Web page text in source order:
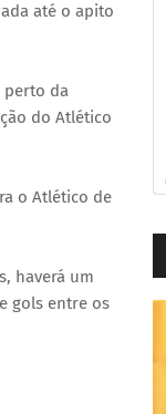
até o apito
perto da
do Atlético
o Atlético de
haverá um
gols entre os